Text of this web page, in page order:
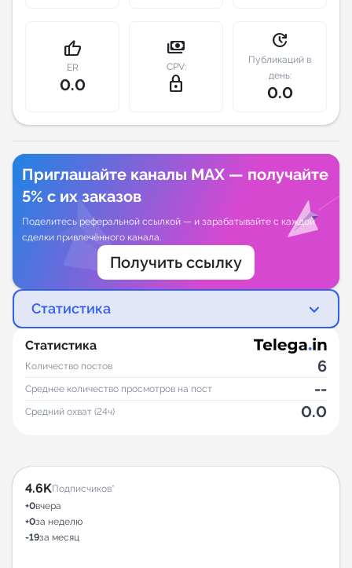
thumb_up
ER
0.0
payments
CPV:
lock_outline
update
Публикаций в
день:
0.0
Приглашайте каналы MAX — получайте
5% с их заказов
Поделитесь реферальной ссылкой — и зарабатывайте с каждой
сделки привлечённого канала.
Получить ссылку
Статистика
Статистика
Количество постов 6
Среднее количество просмотров на пост --
Средний охват (24ч) 0.0
4.6KПодписчиков*
+0вчера
+0за неделю
-19за месяц